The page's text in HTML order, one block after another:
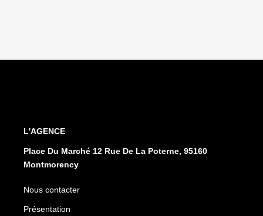
L'AGENCE
Place Du Marché 12 Rue De La Poterne, 95160
Montmorency
Nous contacter
Présentation